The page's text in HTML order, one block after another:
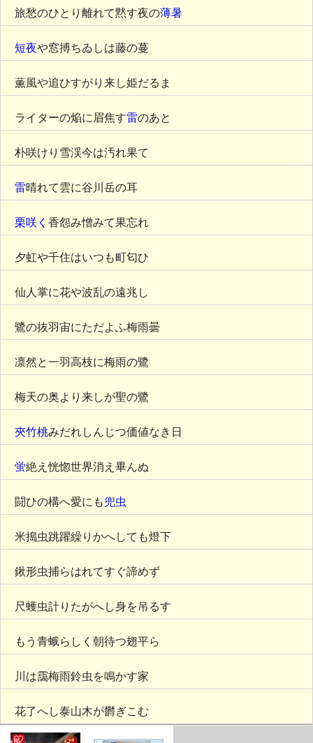
旅愁のひとり離れて黙す夜の薄暑
短夜や窓搏ちゐしは藤の蔓
薫風や追ひすがり来し姫だるま
ライターの焔に眉焦す雷のあと
朴咲けり雪渓今は汚れ果て
雷晴れて雲に谷川岳の耳
栗咲く 香怨み憎みて果忘れ
夕虹や千住はいつも町匂ひ
仙人掌に花や波乱の遠兆し
鷺の抜羽宙にただよふ梅雨曇
凛然と一羽高枝に梅雨の鷺
梅天の奥より来しが聖の鷺
夾竹桃みだれしんじつ価値なき日
蛍絶え恍惚世界消え畢んぬ
闘ひの構へ愛にも 兜虫
米搗虫跳躍繰りかへしても燈下
鍬形虫捕らはれてすぐ諦めず
尺蠖虫計りたがへし身を吊るす
もう青蛾らしく朝待つ翅平ら
川は靄梅雨鈴虫を鳴かす家
花了へし泰山木が欝ぎこむ